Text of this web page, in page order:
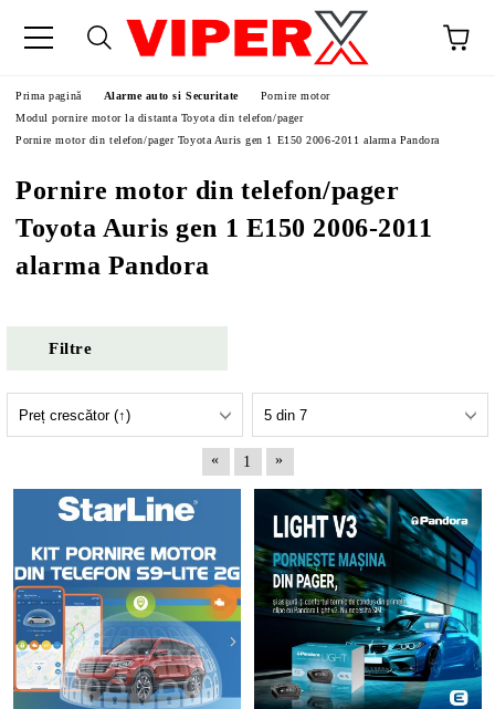
Prima pagină Alarme auto si Securitate
Pornire motor
Modul pornire motor la distanta Toyota din telefon/pager
Pornire motor din telefon/pager Toyota Auris gen 1 E150 2006-2011 alarma Pandora
Pornire motor din telefon/pager
Toyota Auris gen 1 E150 2006-2011
alarma Pandora
Filtre
« 1 »